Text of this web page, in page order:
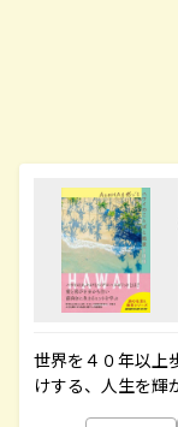
世界を４０年以上
けする、人生を輝